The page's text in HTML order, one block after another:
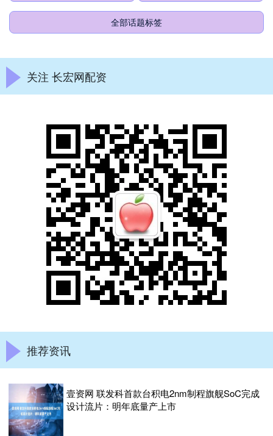
全部话题标签
关注 长宏网配资
推荐资讯
壹资网 联发科首款台积电2nm制程旗舰SoC完成
设计流片：明年底量产上市